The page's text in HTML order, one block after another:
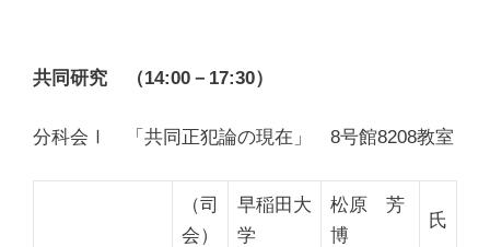
共同研究 （14:00－17:30）
分科会Ⅰ 「共同正犯論の現在」 8号館8208教室
（司
会）
早稲田大
学
松原 芳
博
氏